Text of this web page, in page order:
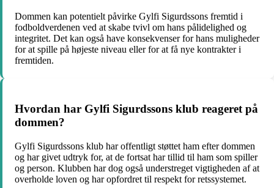
Dommen kan potentielt påvirke Gylfi Sigurdssons fremtid i
fodboldverdenen ved at skabe tvivl om hans pålidelighed og
integritet. Det kan også have konsekvenser for hans muligheder
for at spille på højeste niveau eller for at få nye kontrakter i
fremtiden.
Hvordan har Gylfi Sigurdssons klub reageret på
dommen?
Gylfi Sigurdssons klub har offentligt støttet ham efter dommen
og har givet udtryk for, at de fortsat har tillid til ham som spiller
og person. Klubben har dog også understreget vigtigheden af at
overholde loven og har opfordret til respekt for retssystemet.